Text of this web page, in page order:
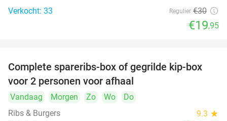
Verkocht: 33 Regulier €30
€19,95
37%
Complete spareribs-box of gegrilde kip-box
voor 2 personen voor afhaal
Vandaag Morgen Zo Wo
Do
Ribs & Burgers
9.3 star